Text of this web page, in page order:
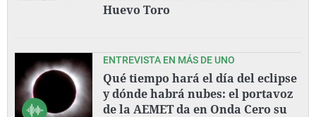
Huevo Toro
ENTREVISTA EN MÁS DE UNO
Qué tiempo hará el día del eclipse
y dónde habrá nubes: el portavoz
de la AEMET da en Onda Cero su